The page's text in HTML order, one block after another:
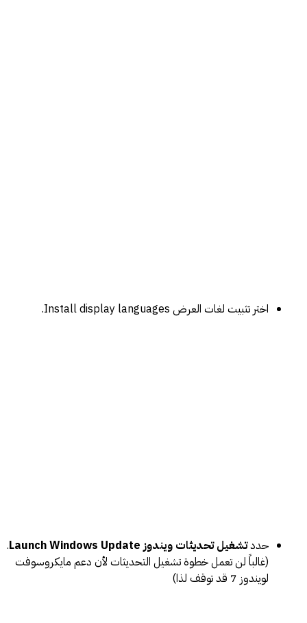
اختر تثبيت لغات العرض Install display languages.
حددتشغيل تحديثات ويندوز Launch Windows Update
.
(غالباً لن تعمل خطوة تشغيل التحديثات لأن دعم مايكروسوفت
لويندوز 7 قد توقف لذا)